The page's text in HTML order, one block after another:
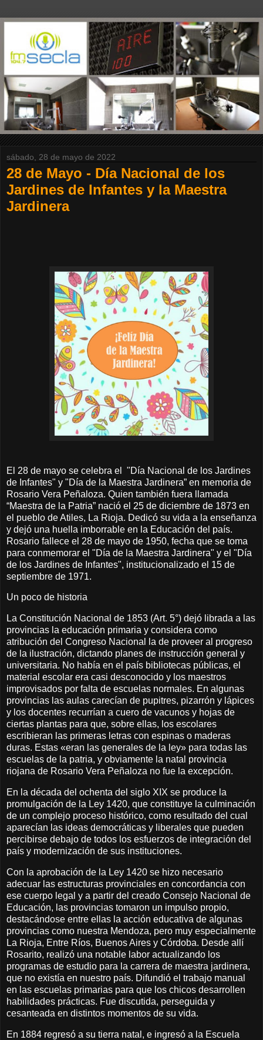
sábado, 28 de mayo de 2022
28 de Mayo - Día Nacional de los
Jardines de Infantes y la Maestra
Jardinera
El 28 de mayo se celebra el "Día Nacional de los Jardines
de Infantes" y "Día de la Maestra Jardinera” en memoria de
Rosario Vera Peñaloza. Quien también fuera llamada
“Maestra de la Patria” nació el 25 de diciembre de 1873 en
el pueblo de Atiles, La Rioja. Dedicó su vida a la enseñanza
y dejó una huella imborrable en la Educación del país.
Rosario fallece el 28 de mayo de 1950, fecha que se toma
para conmemorar el "Día de la Maestra Jardinera" y el "Día
de los Jardines de Infantes", institucionalizado el 15 de
septiembre de 1971.
Un poco de historia
La Constitución Nacional de 1853 (Art. 5°) dejó librada a las
provincias la educación primaria y considera como
atribución del Congreso Nacional la de proveer al progreso
de la ilustración, dictando planes de instrucción general y
universitaria. No había en el país bibliotecas públicas, el
material escolar era casi desconocido y los maestros
improvisados por falta de escuelas normales. En algunas
provincias las aulas carecían de pupitres, pizarrón y lápices
y los docentes recurrían a cuero de vacunos y hojas de
ciertas plantas para que, sobre ellas, los escolares
escribieran las primeras letras con espinas o maderas
duras. Estas «eran las generales de la ley» para todas las
escuelas de la patria, y obviamente la natal provincia
riojana de Rosario Vera Peñaloza no fue la excepción.
En la década del ochenta del siglo XIX se produce la
promulgación de la Ley 1420, que constituye la culminación
de un complejo proceso histórico, como resultado del cual
aparecían las ideas democráticas y liberales que pueden
percibirse debajo de todos los esfuerzos de integración del
país y modernización de sus instituciones.
Con la aprobación de la Ley 1420 se hizo necesario
adecuar las estructuras provinciales en concordancia con
ese cuerpo legal y a partir del creado Consejo Nacional de
Educación, las provincias tomaron un impulso propio,
destacándose entre ellas la acción educativa de algunas
provincias como nuestra Mendoza, pero muy especialmente
La Rioja, Entre Ríos, Buenos Aires y Córdoba. Desde allí
Rosarito, realizó una notable labor actualizando los
programas de estudio para la carrera de maestra jardinera,
que no existía en nuestro país. Difundió el trabajo manual
en las escuelas primarias para que los chicos desarrollen
habilidades prácticas. Fue discutida, perseguida y
cesanteada en distintos momentos de su vida.
En 1884 regresó a su tierra natal, e ingresó a la Escuela